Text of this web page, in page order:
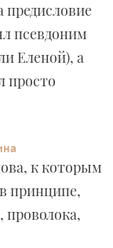
псевдоним
Еленой), а
просто
к которым
принципе,
проволока,